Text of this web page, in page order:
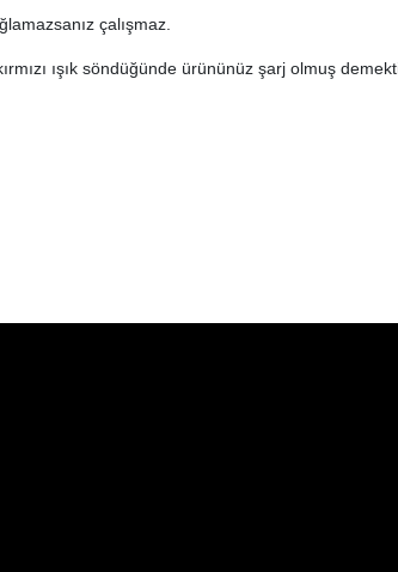
çalışmaz.
ışık söndüğünde ürününüz şarj olmuş